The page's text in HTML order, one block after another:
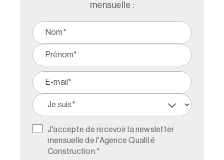
mensuelle :
J'accepte de recevoir la newsletter
mensuelle de l'Agence Qualité
Construction. *